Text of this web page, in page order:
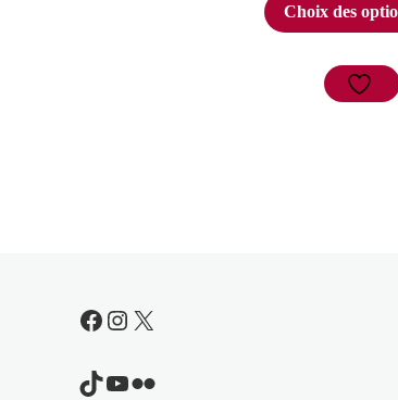
Choix des
Facebook
Instagram
X
TikTok
YouTube
Flickr